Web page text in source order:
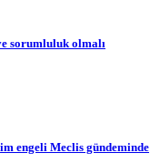
sorumluluk olmalı
engeli Meclis gündeminde